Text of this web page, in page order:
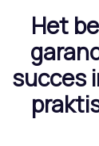
Het
succes